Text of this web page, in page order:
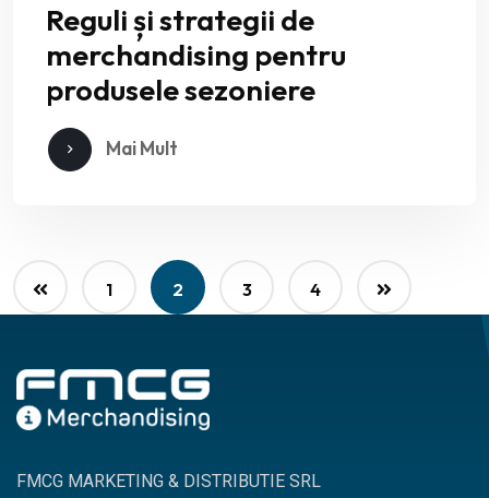
Reguli și strategii de
merchandising pentru
produsele sezoniere
Mai Mult
1 2 3 4
FMCG MARKETING & DISTRIBUTIE SRL